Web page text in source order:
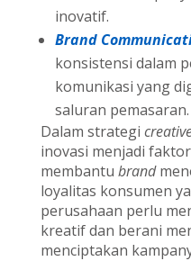
inovatif.
Brand
konsistensi dalam
komunikasi yang
saluran pemasaran.
Dalam strategi
inovasi menjadi
membantu brand
loyalitas konsumen
perusahaan perlu
kreatif dan berani
menciptakan